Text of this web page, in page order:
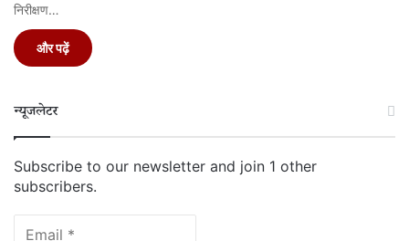
निरीक्षण…
और पढ़ें
न्यूजलेटर
Subscribe to our newsletter and join 1 other
subscribers.